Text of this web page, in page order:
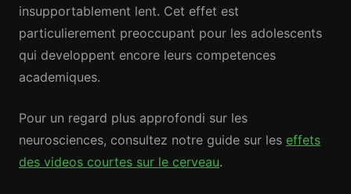
insupportablement lent. Cet effet est
particulierement preoccupant pour les adolescents
qui developpent encore leurs competences
academiques.
Pour un regard plus approfondi sur les
neurosciences, consultez notre guide sur les effets
des videos courtes sur le cerveau.